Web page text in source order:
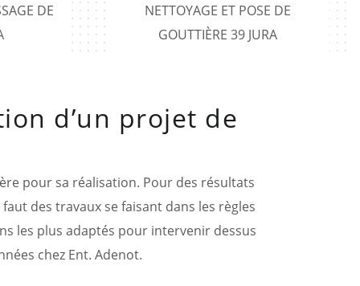
DE
NETTOYAGE ET POSE DE
GOUTTIÈRE 39 JURA
d’un projet de
pour sa réalisation. Pour des résultats
des travaux se faisant dans les règles
les plus adaptés pour intervenir dessus
chez Ent. Adenot.